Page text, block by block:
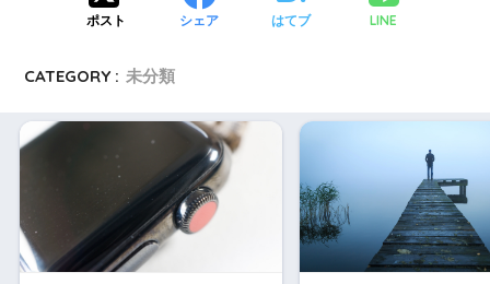
ポスト シェア はてブ LINE
CATEGORY : 未分類